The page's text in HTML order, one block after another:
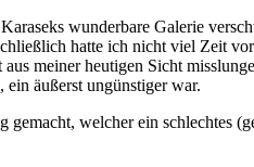
wunderbare Galerie
hatte ich nicht viel Zeit
meiner heutigen Sicht
ein äußerst ungünstiger war.
welcher ein schlechtes